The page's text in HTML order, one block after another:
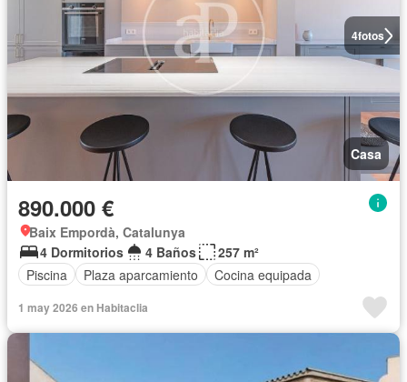
4fotos
Casa
890.000 €
Baix Empordà, Catalunya
4 Dormitorios
4 Baños
257 m²
Piscina
Plaza aparcamiento Cocina equipada
1 may 2026 en Habitaclia